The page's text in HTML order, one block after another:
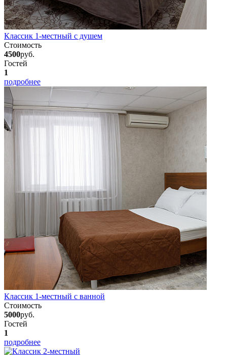
Классик 1-местный с душем
Стоимость
4500руб.
Гостей
1
подробнее
Классик 1-местный с ванной
Стоимость
5000руб.
Гостей
1
подробнее